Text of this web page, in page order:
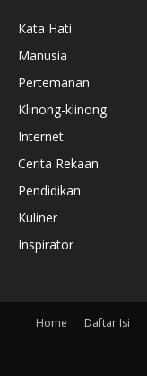
Kata Hati
Manusia
Pertemanan
Klinong-klinong
Internet
Cerita Rekaan
Pendidikan
Kuliner
Inspirator
Home Daftar Isi